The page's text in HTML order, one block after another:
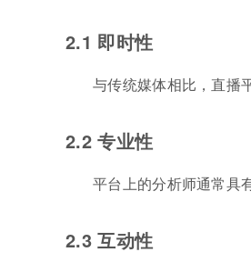
2.1 即时性
与传统媒体相比，直播
2.2 专业性
平台上的分析师通常具
2.3 互动性